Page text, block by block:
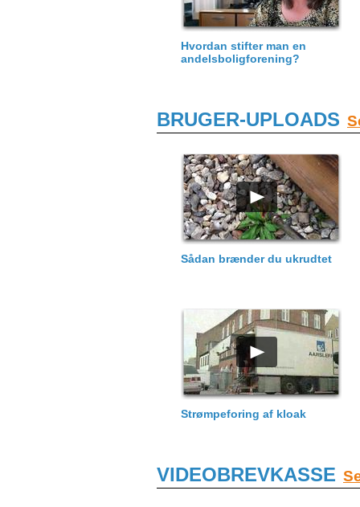
Hvordan stifter man en
andelsboligforening?
BRUGER-UPLOADS
Sådan brænder du ukrudtet
Strømpeforing af kloak
VIDEOBREVKASSE